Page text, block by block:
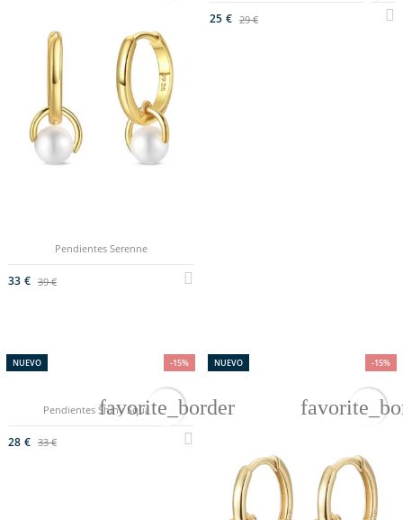
Pendientes Serenne
33 € 39 €
25 € 29 €
-15%
NUEVO
Pendientes Shiny Square
28 € 33 €
favorite_border
-15%
NUEVO